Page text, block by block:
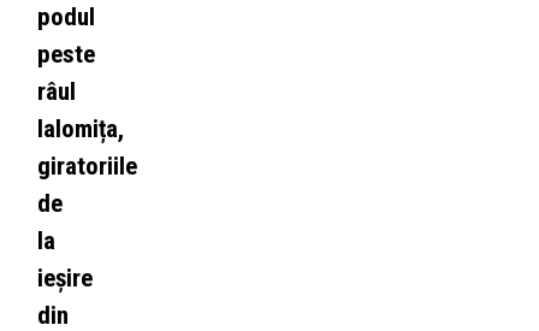
podul
peste
râul
Ialomița,
giratoriile
de
la
ieșire
din